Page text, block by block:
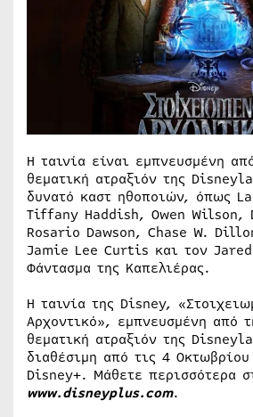
Η ταινία είναι εμπνευσμένη
θεματική ατραξιόν της
δυνατό καστ ηθοποιών, όπως
Tiffany Haddish, Owen Wilson,
Rosario Dawson, Chase W.
Jamie Lee Curtis και τον
Φάντασμα της Καπελιέρας.
Η ταινία της Disney,
Αρχοντικό», εμπνευσμένη από
θεματική ατραξιόν της
διαθέσιμη από τις 4
Disney+. Μάθετε περισσότερα
www.disneyplus.com.